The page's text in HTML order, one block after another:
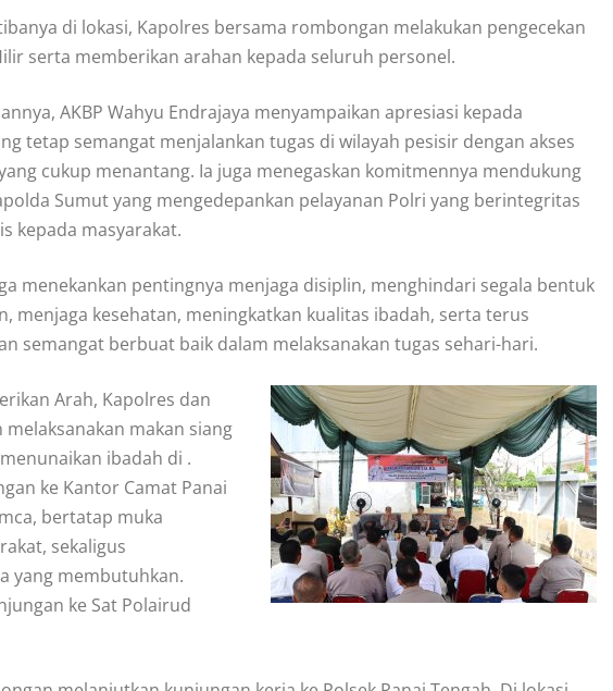
di lokasi, Kapolres bersama rombongan melakukan pengecekan
serta memberikan arahan kepada seluruh personel.
AKBP Wahyu Endrajaya menyampaikan apresiasi kepada
tetap semangat menjalankan tugas di wilayah pesisir dengan akses
cukup menantang. Ia juga menegaskan komitmennya mendukung
Sumut yang mengedepankan pelayanan Polri yang berintegritas
kepada masyarakat.
menekankan pentingnya menjaga disiplin, menghindari segala bentuk
menjaga kesehatan, meningkatkan kualitas ibadah, serta terus
semangat berbuat baik dalam melaksanakan tugas sehari-hari.
Arah, Kapolres dan
makan siang
ibadah di .
ke Kantor Camat Panai
bertatap muka
sekaligus
yang membutuhkan.
ke Sat Polairud